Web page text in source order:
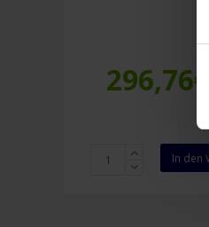
296,76€
Rettungsleiter
In den